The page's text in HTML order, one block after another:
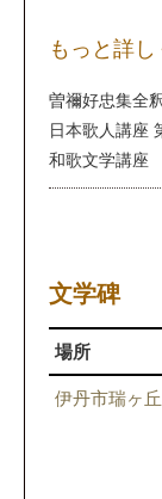
もっと詳
曽禰好忠集全
日本歌人講座
和歌文学講座
文学碑
場所
伊丹市瑞ヶ